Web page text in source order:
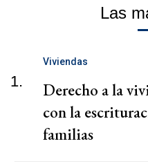
Las
1.
Viviendas
Derecho a la
con la
familias